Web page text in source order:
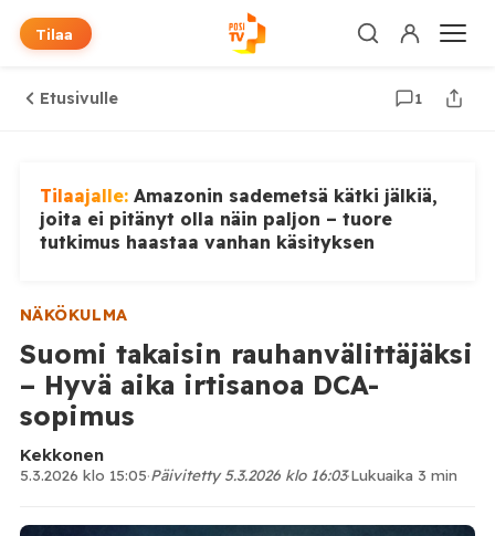
Tilaa
Etusivulle 1
Tilaajalle: Amazonin sademetsä kätki jälkiä,
joita ei pitänyt olla näin paljon – tuore
tutkimus haastaa vanhan käsityksen
NÄKÖKULMA
Suomi takaisin rauhanvälittäjäksi
– Hyvä aika irtisanoa DCA-
sopimus
Kekkonen
5.3.2026 klo 15:05·Päivitetty 5.3.2026 klo 16:03·Lukuaika 3 min